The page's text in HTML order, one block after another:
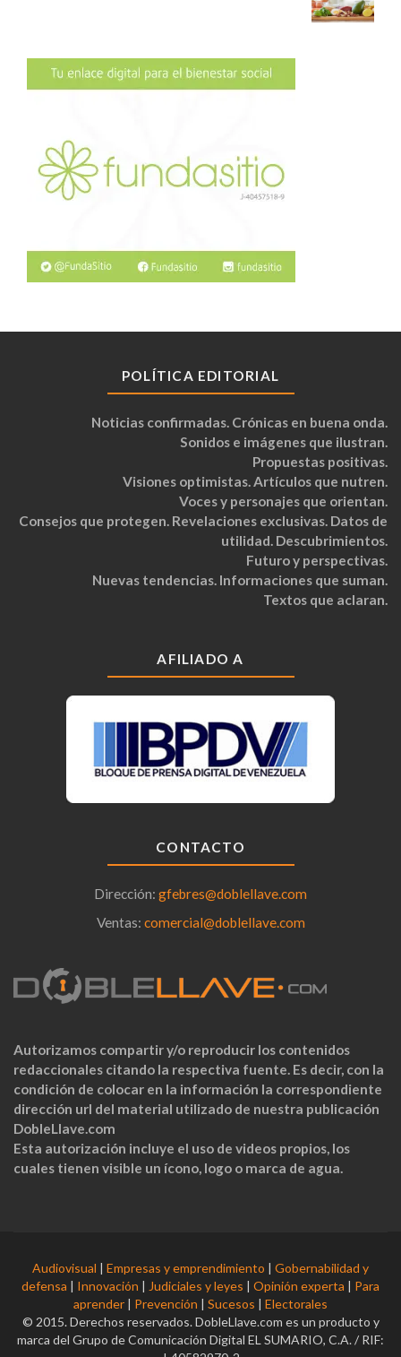
POLÍTICA EDITORIAL
Noticias confirmadas. Crónicas en buena onda.
Sonidos e imágenes que ilustran.
Propuestas positivas.
Visiones optimistas. Artículos que nutren.
Voces y personajes que orientan.
Consejos que protegen. Revelaciones exclusivas. Datos de
utilidad. Descubrimientos.
Futuro y perspectivas.
Nuevas tendencias. Informaciones que suman.
Textos que aclaran.
AFILIADO A
CONTACTO
Dirección: gfebres@doblellave.com
Ventas: comercial@doblellave.com
Autorizamos compartir y/o reproducir los contenidos
redaccionales citando la respectiva fuente. Es decir, con la
condición de colocar en la información la correspondiente
dirección url del material utilizado de nuestra publicación
DobleLlave.com
Esta autorización incluye el uso de videos propios, los
cuales tienen visible un ícono, logo o marca de agua.
Audiovisual | Empresas y emprendimiento | Gobernabilidad y
defensa | Innovación | Judiciales y leyes | Opinión experta | Para
aprender | Prevención | Sucesos | Electorales
© 2015. Derechos reservados. DobleLlave.com es un producto y
marca del Grupo de Comunicación Digital EL SUMARIO, C.A. / RIF: